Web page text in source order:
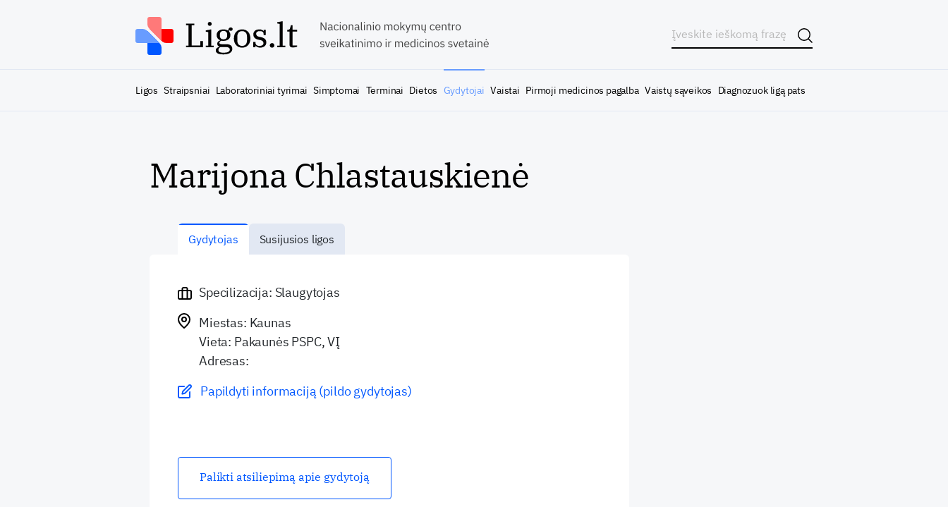
Ligos Straipsniai Laboratoriniai tyrimai Simptomai Terminai Dietos Gydytojai Vaistai Pirmoji medicinos pagalba Vaistų sąveikos Diagnozuok ligą pats
Marijona Chlastauskienė
Gydytojas Susijusios ligos
Specilizacija: Slaugytojas
Miestas: Kaunas
Vieta: Pakaunės PSPC, VĮ
Adresas:
Papildyti informaciją (pildo gydytojas)
Palikti atsiliepimą apie gydytoją